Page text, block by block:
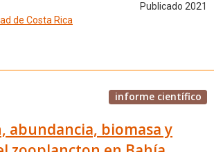
Publicado 2021
de Costa Rica
informe científico
abundancia, biomasa y